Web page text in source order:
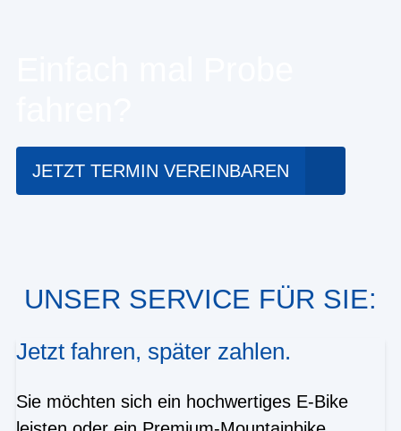
JETZT TERMIN VEREINBAREN
UNSER SERVICE FÜR SIE:
Jetzt fahren, später zahlen.
Sie möchten sich ein hochwertiges E-Bike